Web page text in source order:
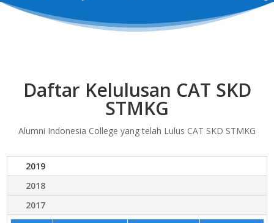
Daftar Kelulusan CAT SKD
STMKG
Alumni Indonesia College yang telah Lulus CAT SKD STMKG
2019
2018
2017